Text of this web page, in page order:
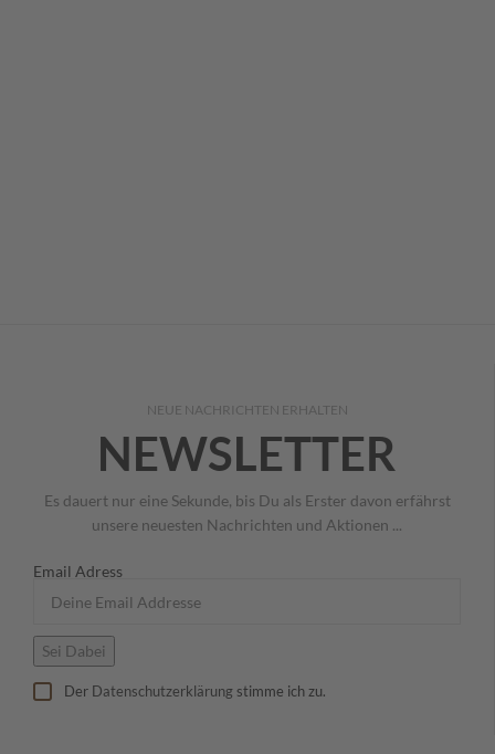
NEUE NACHRICHTEN ERHALTEN
NEWSLETTER
Es dauert nur eine Sekunde, bis Du als Erster davon erfährst
unsere neuesten Nachrichten und Aktionen ...
Email Adress
Der Datenschutzerklärung stimme ich zu.